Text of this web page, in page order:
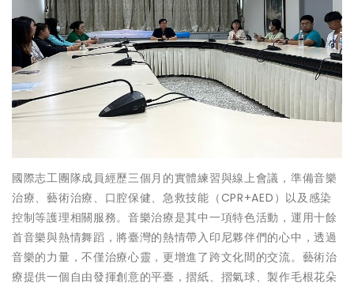
國際志工團隊成員經歷三個月的實體練習與線上會議，準備音樂
治療、藝術治療、口腔保健、急救技能（CPR+AED）以及感染
控制等護理相關服務。音樂治療是其中一項特色活動，運用十餘
首音樂與熱情舞蹈，將臺灣的熱情帶入印尼夥伴們的心中，透過
音樂的力量，不僅治療心靈，更增進了跨文化間的交流。藝術治
療提供一個自由發揮創意的平臺，摺紙、摺氣球、製作毛根花朵